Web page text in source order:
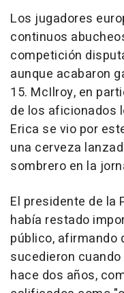
Los jugadores
continuos
competición
aunque acabaron
15. McIlroy, en
de los aficionados
Erica se vio por
una cerveza
sombrero en la
El presidente de la
había restado
público, afirmando
sucedieron
hace dos años,